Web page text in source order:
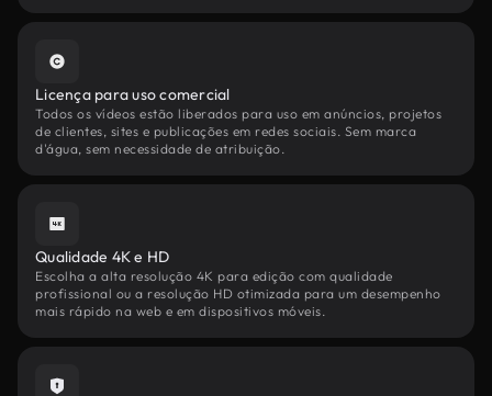
Licença para uso comercial
Todos os vídeos estão liberados para uso em anúncios, projetos
de clientes, sites e publicações em redes sociais. Sem marca
d'água, sem necessidade de atribuição.
Qualidade 4K e HD
Escolha a alta resolução 4K para edição com qualidade
profissional ou a resolução HD otimizada para um desempenho
mais rápido na web e em dispositivos móveis.